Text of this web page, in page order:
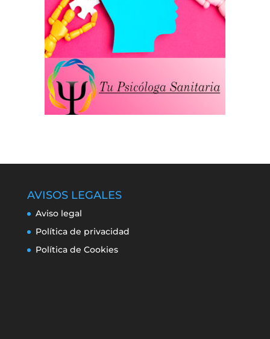
AVISOS LEGALES
Aviso legal
Política de privacidad
Política de Cookies